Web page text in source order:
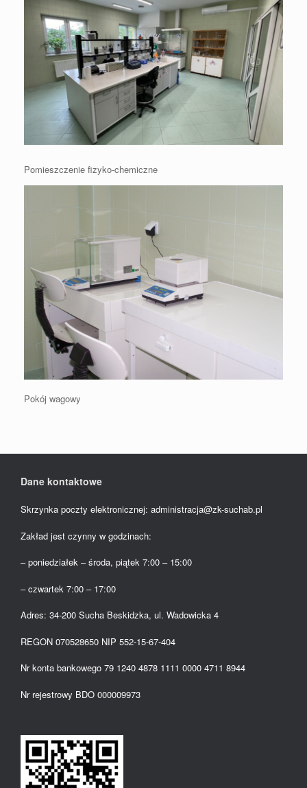
Pomieszczenie fizyko-chemiczne
Pokój wagowy
Dane kontaktowe
Skrzynka poczty elektronicznej: administracja@zk-suchab.pl
Zakład jest czynny w godzinach:
– poniedziałek – środa, piątek 7:00 – 15:00
– czwartek 7:00 – 17:00
Adres: 34-200 Sucha Beskidzka, ul. Wadowicka 4
REGON 070528650 NIP 552-15-67-404
Nr konta bankowego 79 1240 4878 1111 0000 4711 8944
Nr rejestrowy BDO 000009973